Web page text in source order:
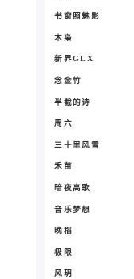
书窗照魅影
木枭
新界GLX
念金竹
半截的诗
周六
三十里风雪
禾苗
暗夜高歌
音乐梦想
晚稻
极限
风玥